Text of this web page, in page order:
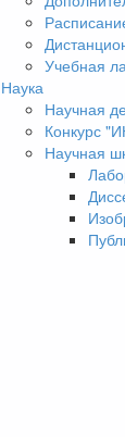
Учебная
Наука
Научная
Конкурс
Научная